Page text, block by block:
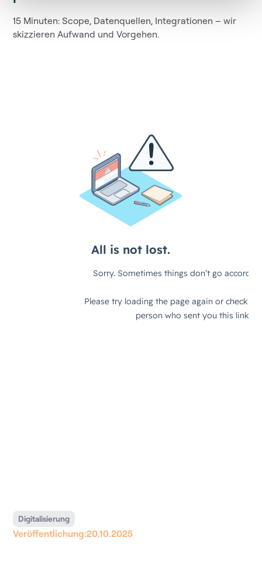
15 Minuten: Scope, Datenquellen, Integrationen – wir
skizzieren Aufwand und Vorgehen.
Digitalisierung
Veröffentlichung:20.10.2025